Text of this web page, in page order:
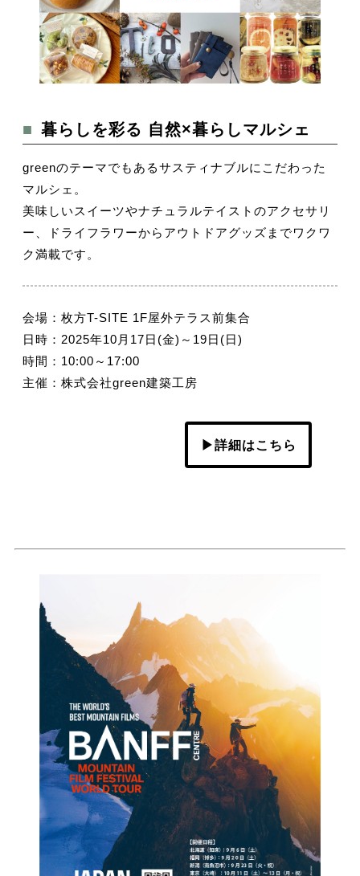
■暮らしを彩る 自然×暮らしマルシェ
greenのテーマでもあるサスティナブルにこだわった
マルシェ。
美味しいスイーツやナチュラルテイストのアクセサリ
ー、ドライフラワーからアウトドアグッズまでワクワ
ク満載です。
会場：枚方T-SITE 1F屋外テラス前集合
日時：2025年10月17日(金)～19日(日)
時間：10:00～17:00
主催：株式会社green建築工房
▶詳細はこちら